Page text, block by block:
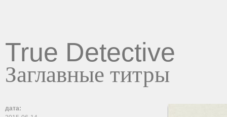
True Detective
Заглавные титры
дата: